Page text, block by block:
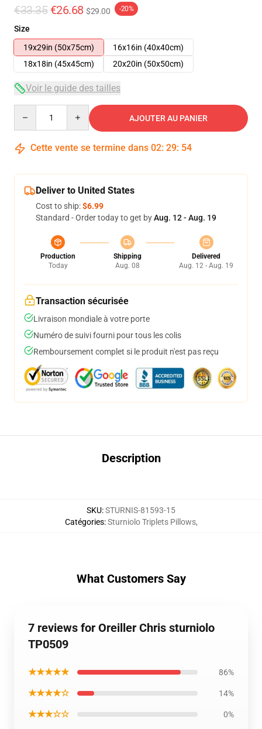
€33.35 €26.68 $29.00 -20%
Size
19x29in (50x75cm)
16x16in (40x40cm)
18x18in (45x45cm)
20x20in (50x50cm)
Voir le guide des tailles
AJOUTER AU PANIER
Cette vente se termine dans 02: 29: 54
Deliver to United States
Cost to ship:$6.99
Standard - Order today to get byAug. 12 - Aug. 19
Production
Today
Shipping
Aug. 08
Delivered
Aug. 12 - Aug. 19
Transaction sécurisée
Livraison mondiale à votre porte
Numéro de suivi fourni pour tous les colis
Remboursement complet si le produit n'est pas reçu
Description
SKU:STURNIS-81593-15
Catégories:Sturniolo Triplets Pillows,
What Customers Say
7 reviews for Oreiller Chris sturniolo
TP0509
★★★★★ 86%
★★★★☆ 14%
★★★☆☆ 0%